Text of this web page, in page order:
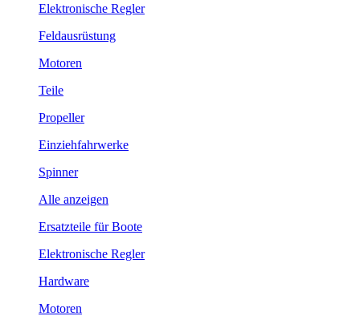
Elektronische Regler
Feldausrüstung
Motoren
Teile
Propeller
Einziehfahrwerke
Spinner
Alle anzeigen
Ersatzteile für Boote
Elektronische Regler
Hardware
Motoren